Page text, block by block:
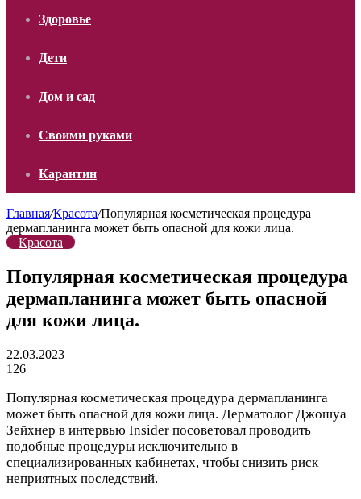
Здоровье
Дети
Дом и сад
Своими руками
Карантин
Главная/Красота/Популярная косметическая процедура
дермапланинга может быть опасной для кожи лица.
Красота
Популярная косметическая процедура
дермапланинга может быть опасной
для кожи лица.
22.03.2023
126
Популярная косметическая процедура дермапланинга
может быть опасной для кожи лица. Дерматолог Джошуа
Зейхнер в интервью Insider посоветовал проводить
подобные процедуры исключительно в
специализированных кабинетах, чтобы снизить риск
неприятных последствий.